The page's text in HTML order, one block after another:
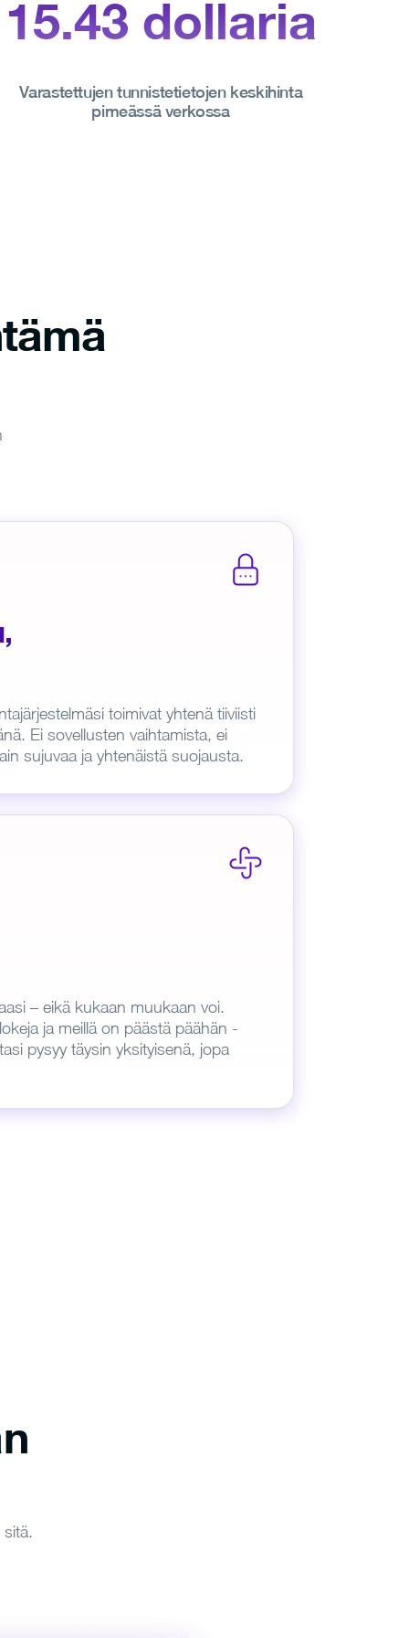
15.43 dollaria
Varastettujen tunnistetietojen keskihinta
pimeässä verkossa
toimivat yhtenä tiiviisti
Ei sovellusten vaihtamista, ei
sujuvaa ja yhtenäistä suojausta.
– eikä kukaan muukaan voi.
ja meillä on päästä päähän -
pysyy täysin yksityisenä, jopa